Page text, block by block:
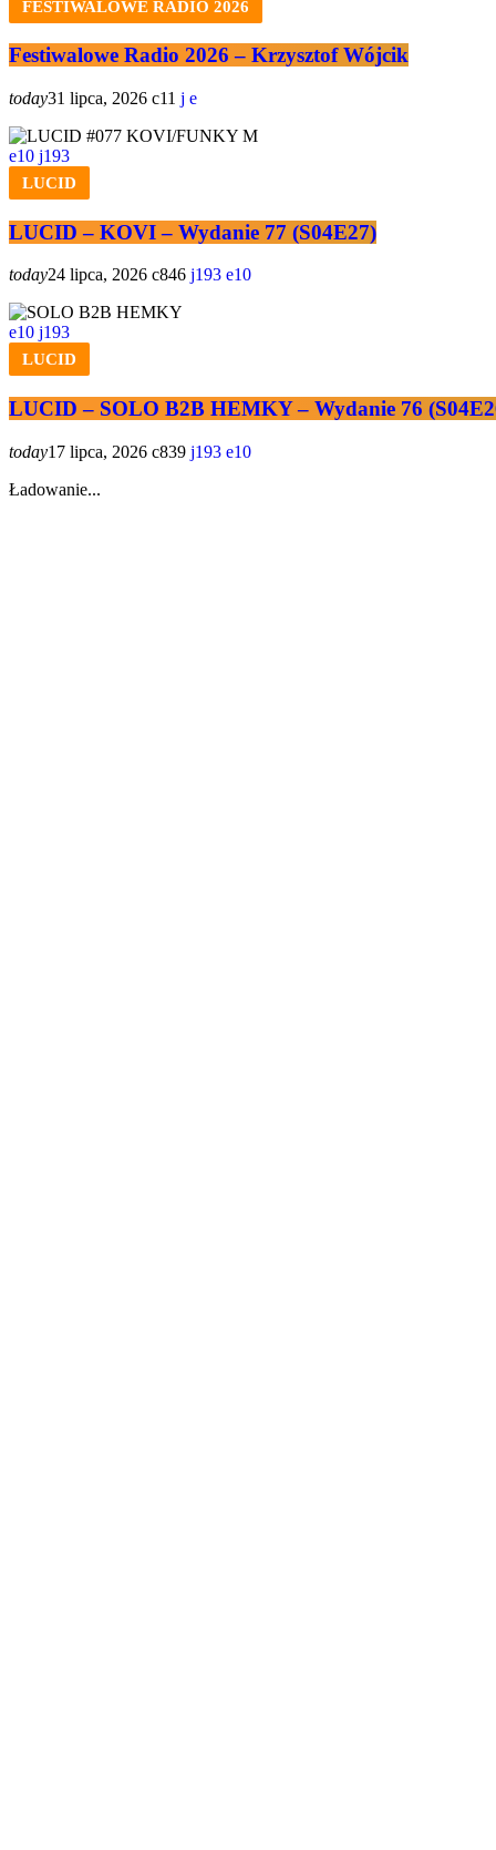
FESTIWALOWE RADIO 2026
Festiwalowe Radio 2026 – Krzysztof Wójcik
today31 lipca, 2026 11
10 193
LUCID
LUCID – KOVI – Wydanie 77 (S04E27)
today24 lipca, 2026 846 193 10
10 193
LUCID
LUCID – SOLO B2B HEMKY – Wydanie 76
today17 lipca, 2026 839 193
10
Ładowanie...